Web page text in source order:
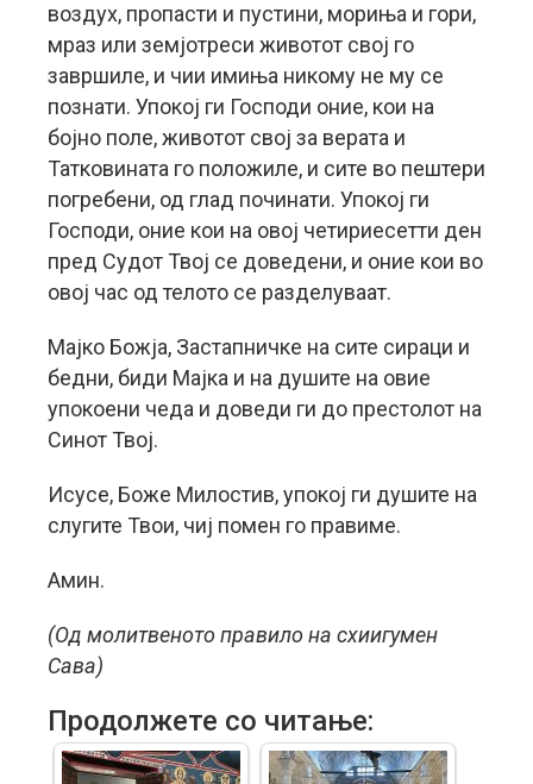
воздух, пропасти и пустини, мориња и гори,
мраз или земјотреси животот свој го
завршиле, и чии имиња никому не му се
познати. Упокој ги Господи оние, кои на
бојно поле, животот свој за верата и
Татковината го положиле, и сите во пештери
погребени, од глад починати. Упокој ги
Господи, оние кои на овој четириесетти ден
пред Судот Твој се доведени, и оние кои во
овој час од телото се разделуваат.
Мајко Божја, Застапничке на сите сираци и
бедни, биди Мајка и на душите на овие
упокоени чеда и доведи ги до престолот на
Синот Твој.
Исусе, Боже Милостив, упокој ги душите на
слугите Твои, чиј помен го правиме.
Амин.
(Од молитвеното правило на схиигумен
Сава)
Продолжете со читање: